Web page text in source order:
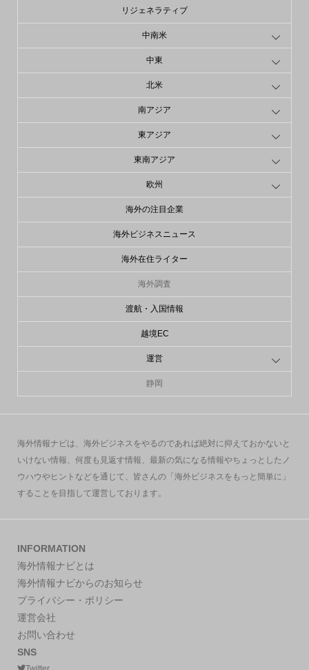
リジェネラティブ
中南米
中東
北米
南アジア
東アジア
東南アジア
欧州
海外の注目企業
海外ビジネスニュース
海外在住ライター
海外調査
渡航・入国情報
越境EC
運営
静岡
海外情報ナビは、海外ビジネスをやるのであれば絶対に抑えておかないと
いけない情報、何度も見返す情報、最新の気になる情報やちょっとしたノ
ウハウやヒントなどを通じて、皆さんの「海外ビジネスをもっと簡単に」
することを目指して運営しております。
INFORMATION
海外情報ナビとは
海外情報ナビからのお知らせ
プライバシー・ポリシー
運営会社
お問い合わせ
SNS